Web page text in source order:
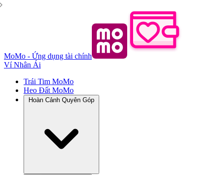
MoMo - Ứng dụng tài chính
Ví Nhân Ái
Trái Tim MoMo
Heo Đất MoMo
Hoàn Cảnh Quyên Góp